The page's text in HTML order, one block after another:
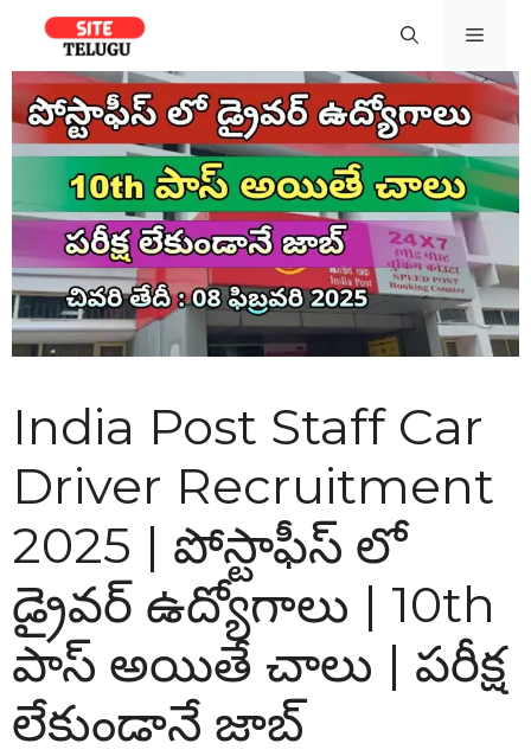
content
India Post Staff Car
Driver Recruitment
2025 | పోస్టాఫీస్ లో
డ్రైవర్ ఉద్యోగాలు | 10th
పాస్ అయితే చాలు | పరీక్ష
లేకుండానే జాబ్